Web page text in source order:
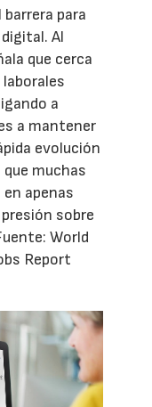
para
Al
que cerca
a
a mantener
evolución
muchas
apenas
sobre
World
Report